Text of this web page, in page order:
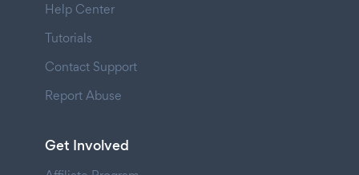
Help Center
Tutorials
Contact Support
Report Abuse
Get Involved